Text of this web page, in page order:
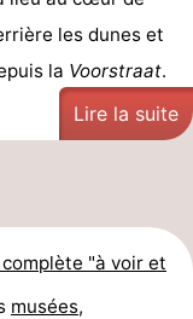
les dunes et
la Voorstraat.
Lire la suite
"à voir et
musées,